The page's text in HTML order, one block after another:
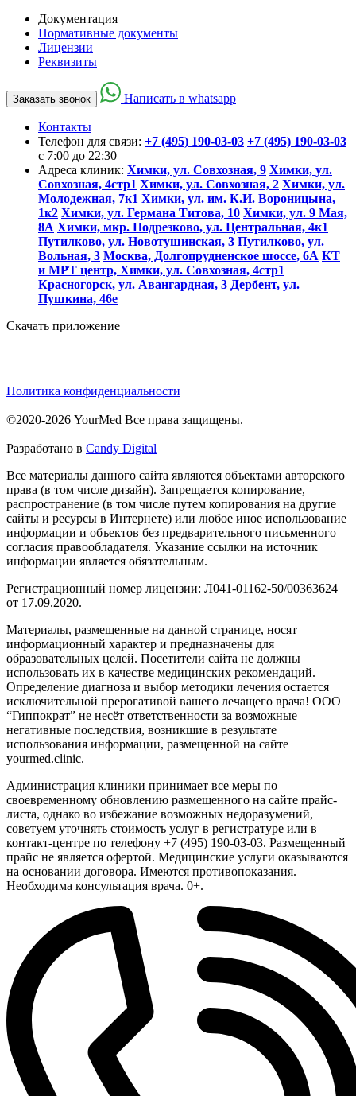
Документация
Нормативные документы
Лицензии
Реквизиты
Заказать звонок Написать в whatsapp
Контакты
Телефон для связи: +7 (495) 190-03-03 +7 (495) 190-03-03
c 7:00 до 22:30
Адреса клиник: Химки, ул. Совхозная, 9 Химки, ул.
Совхозная, 4стр1 Химки, ул. Совхозная, 2 Химки, ул.
Молодежная, 7к1 Химки, ул. им. К.И. Вороницына,
1к2 Химки, ул. Германа Титова, 10 Химки, ул. 9 Мая,
8А Химки, мкр. Подрезково, ул. Центральная, 4к1
Путилково, ул. Новотушинская, 3 Путилково, ул.
Вольная, 3 Москва, Долгопрудненское шоссе, 6А КТ
и МРТ центр, Химки, ул. Совхозная, 4стр1
Красногорск, ул. Авангардная, 3 Дербент, ул.
Пушкина, 46е
Скачать приложение
Политика конфиденциальности
©2020-2026 YourMed Все права защищены.
Разработано в Candy Digital
Все материалы данного сайта являются объектами авторского
права (в том числе дизайн). Запрещается копирование,
распространение (в том числе путем копирования на другие
сайты и ресурсы в Интернете) или любое иное использование
информации и объектов без предварительного письменного
согласия правообладателя. Указание ссылки на источник
информации является обязательным.
Регистрационный номер лицензии: Л041-01162-50/00363624
от 17.09.2020.
Материалы, размещенные на данной странице, носят
информационный характер и предназначены для
образовательных целей. Посетители сайта не должны
использовать их в качестве медицинских рекомендаций.
Определение диагноза и выбор методики лечения остается
исключительной прерогативой вашего лечащего врача! ООО
“Гиппократ” не несёт ответственности за возможные
негативные последствия, возникшие в результате
использования информации, размещенной на сайте
yourmed.clinic.
Администрация клиники принимает все меры по
своевременному обновлению размещенного на сайте прайс-
листа, однако во избежание возможных недоразумений,
советуем уточнять стоимость услуг в регистратуре или в
контакт-центре по телефону +7 (495) 190-03-03. Размещенный
прайс не является офертой. Медицинские услуги оказываются
на основании договора. Имеются противопоказания.
Необходима консультация врача. 0+.